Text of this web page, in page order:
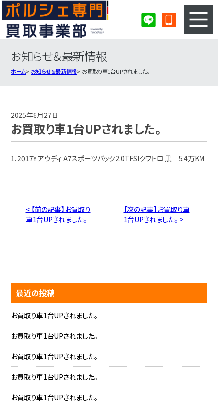
3ステップのカンタン査定
ポルシェ買取実績
お知らせ＆最新情報
ホーム お知らせ＆最新情報 お買取り車1台UPされました。
2025年8月27日
お買取り車1台UPされました。
1. 2017Y アウディ A7スポーツバック2.0TFSIクワトロ 黒 5.4万KM
< 【前の記事】お買取り
車1台UPされました。
【次の記事】お買取り車
1台UPされました。 >
最近の投稿
お買取り車1台UPされました。
お買取り車1台UPされました。
お買取り車1台UPされました。
お買取り車1台UPされました。
お買取り車1台UPされました。